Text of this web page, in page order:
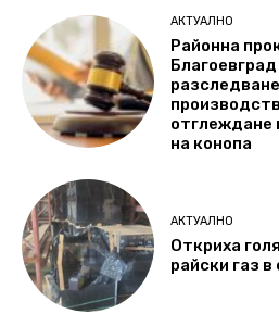
АКТУАЛНО
Районна
отглеждане
на конопа
АКТУАЛНО
Откриха
райски газ